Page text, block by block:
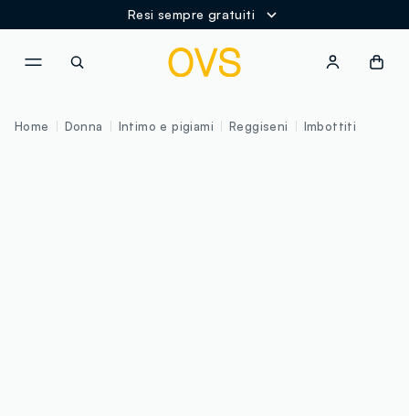
Resi sempre gratuiti
Home Donna Intimo e pigiami Reggiseni Imbottiti